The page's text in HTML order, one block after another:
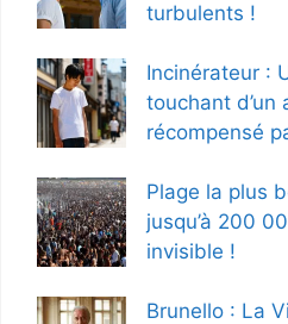
turbulents !
Incinérateur :
touchant d’un
récompensé
Plage la plus
jusqu’à 200
invisible !
Brunello : La